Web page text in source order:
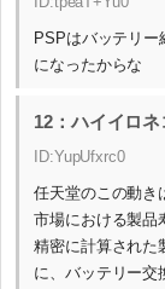
PSPはバッテリ
になったからな
12：ハイイロ
ID:YupUfxrc0
任天堂のこの動き
市場における製品
精密に計算された
に、バッテリー交